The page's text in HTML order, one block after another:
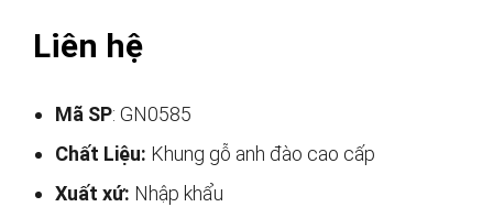
Liên hệ
Mã SP: GN0585
Chất Liệu: Khung gỗ anh đào cao cấp
Xuất xứ: Nhập khẩu